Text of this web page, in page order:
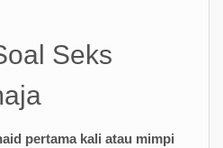
Seks
pertama kali atau mimpi